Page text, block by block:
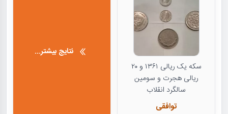
سکه یک ریالی ۱۳۶۱ و ۲۰
ریالی هجرت و سومین
سالگرد انقلاب
توافقی
نتایج بیشتر...